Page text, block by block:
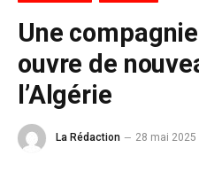
Une
ouvre de
l’Algérie
La Rédaction 28 mai 2025